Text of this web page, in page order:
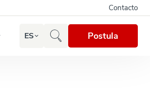
ES Postula
Contacto